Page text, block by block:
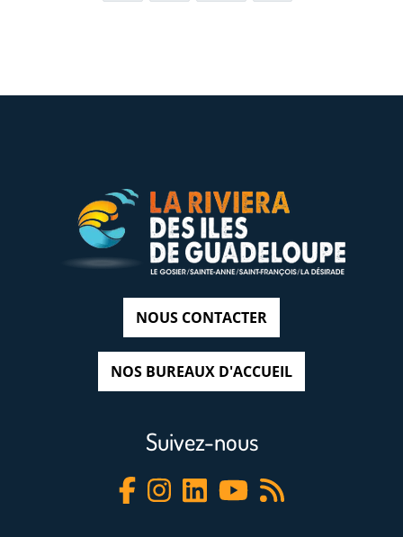
NOUS CONTACTER
NOS BUREAUX D'ACCUEIL
Suivez-nous